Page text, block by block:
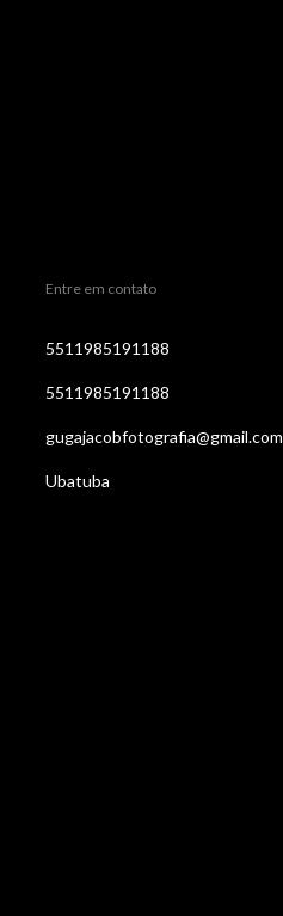
Entre em contato
5511985191188
5511985191188
gugajacobfotografia@gmail.com
Ubatuba